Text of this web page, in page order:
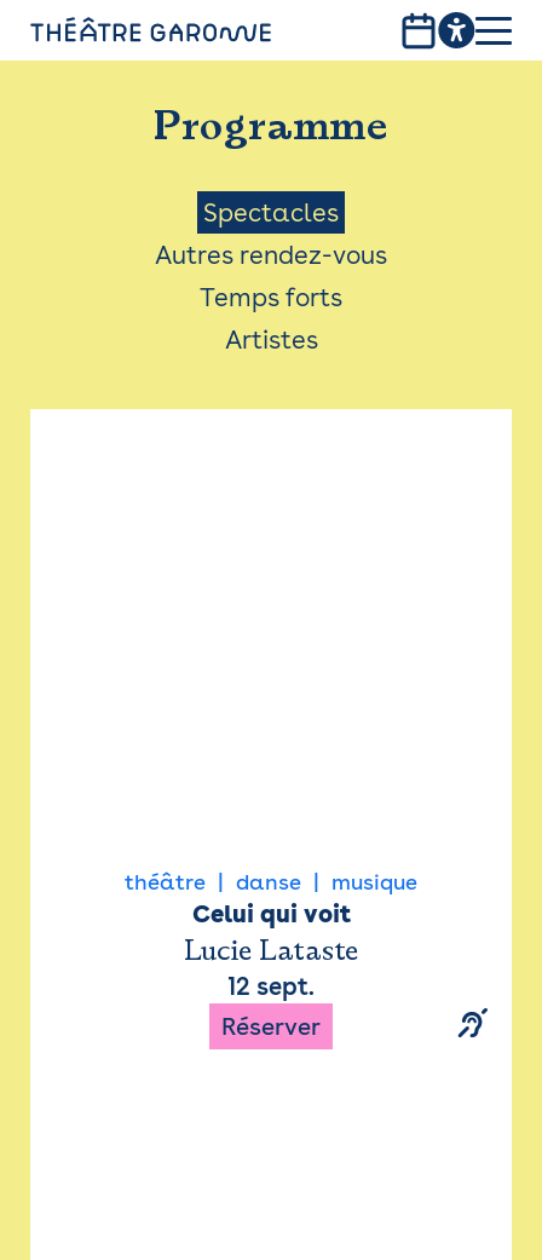
PROGRAMME
INFOS PRATIQUES
AVEC LES PUBLICS
ACCESSIBILITÉ
LES PRODUCTIONS
Programme
Menu
Saison
Spectacles
Autres rendez-vous
Temps forts
Artistes
théâtre danse musique
Celui qui voit
Lucie Lataste
12 sept.
Réserver